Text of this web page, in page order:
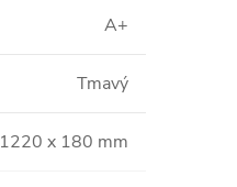
A+
Tmavý
1220 x 180 mm